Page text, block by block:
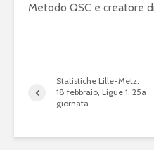
Metodo QSC e creatore
Statistiche Lille-Metz:
18 febbraio, Ligue 1, 25a
giornata